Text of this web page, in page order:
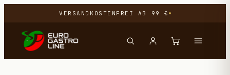
VERSANDKOSTENFREI AB 99 €